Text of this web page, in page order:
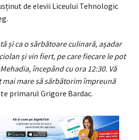
de elevii Liceului Tehnologic
și ca o sărbătoare culinară, așadar
și vin fiert, pe care fiecare le pot
începând cu ora 12:30. Vă
mai mare să sărbătorim împreună
primarul Grigore Bardac.